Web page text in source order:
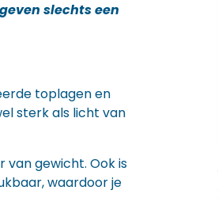
slechts een
toplagen en
sterk als licht van
van gewicht. Ook is
waardoor je